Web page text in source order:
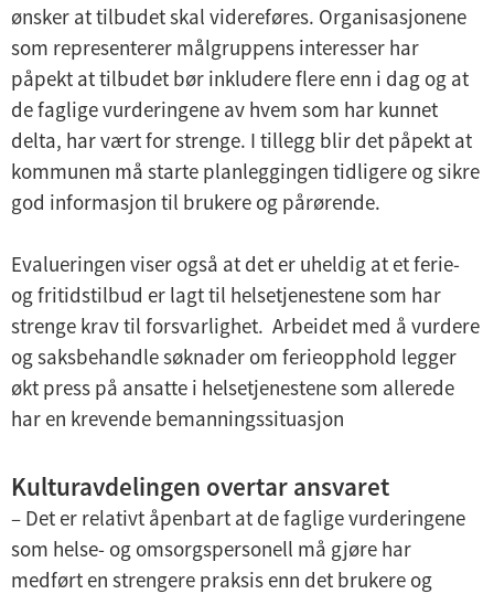
ønsker at tilbudet skal videreføres. Organisasjonene
som representerer målgruppens interesser har
påpekt at tilbudet bør inkludere flere enn i dag og at
de faglige vurderingene av hvem som har kunnet
delta, har vært for strenge. I tillegg blir det påpekt at
kommunen må starte planleggingen tidligere og sikre
god informasjon til brukere og pårørende.
Evalueringen viser også at det er uheldig at et ferie-
og fritidstilbud er lagt til helsetjenestene som har
strenge krav til forsvarlighet. Arbeidet med å vurdere
og saksbehandle søknader om ferieopphold legger
økt press på ansatte i helsetjenestene som allerede
har en krevende bemanningssituasjon
Kulturavdelingen overtar ansvaret
– Det er relativt åpenbart at de faglige vurderingene
som helse- og omsorgspersonell må gjøre har
medført en strengere praksis enn det brukere og